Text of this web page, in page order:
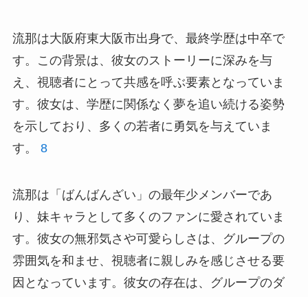
流那は大阪府東大阪市出身で、最終学歴は中卒で
す。この背景は、彼女のストーリーに深みを与
え、視聴者にとって共感を呼ぶ要素となっていま
す。彼女は、学歴に関係なく夢を追い続ける姿勢
を示しており、多くの若者に勇気を与えていま
す。 8
流那は「ばんばんざい」の最年少メンバーであ
り、妹キャラとして多くのファンに愛されていま
す。彼女の無邪気さや可愛らしさは、グループの
雰囲気を和ませ、視聴者に親しみを感じさせる要
因となっています。彼女の存在は、グループのダ